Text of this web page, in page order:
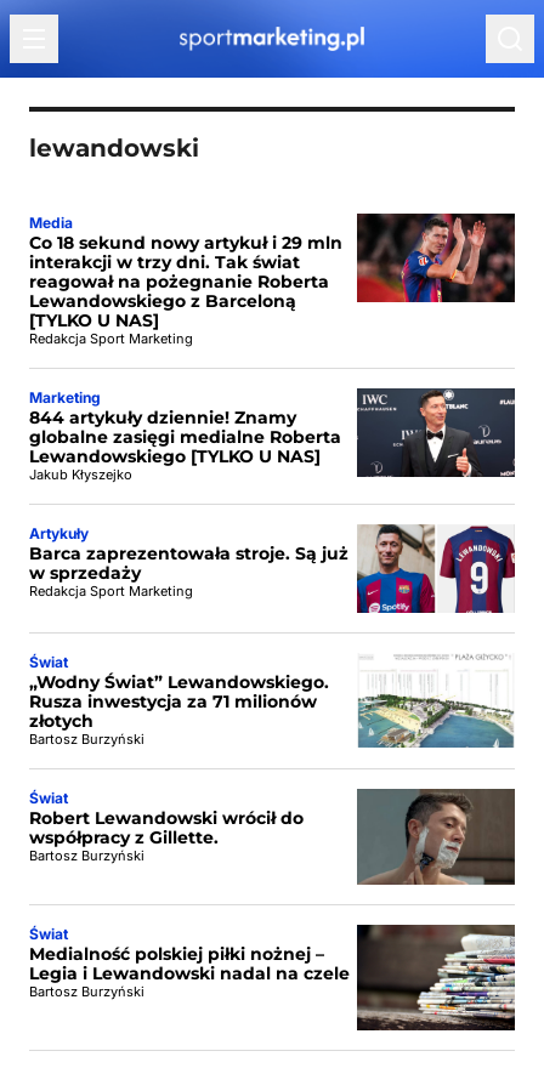
Przejdź do treści
lewandowski
Media
Co 18 sekund nowy artykuł i 29 mln
interakcji w trzy dni. Tak świat
reagował na pożegnanie Roberta
Lewandowskiego z Barceloną
[TYLKO U NAS]
Redakcja Sport Marketing
Marketing
844 artykuły dziennie! Znamy
globalne zasięgi medialne Roberta
Lewandowskiego [TYLKO U NAS]
Jakub Kłyszejko
Artykuły
Barca zaprezentowała stroje. Są już
w sprzedaży
Redakcja Sport Marketing
Świat
„Wodny Świat” Lewandowskiego.
Rusza inwestycja za 71 milionów
złotych
Bartosz Burzyński
Świat
Robert Lewandowski wrócił do
współpracy z Gillette.
Bartosz Burzyński
Świat
Medialność polskiej piłki nożnej –
Legia i Lewandowski nadal na czele
Bartosz Burzyński